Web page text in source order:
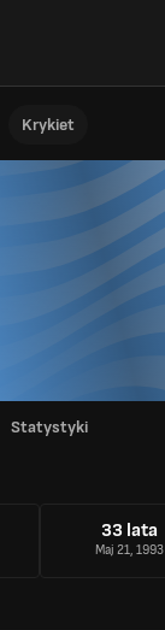
Krykiet
Statystyki
33 lata
Maj 21, 1993